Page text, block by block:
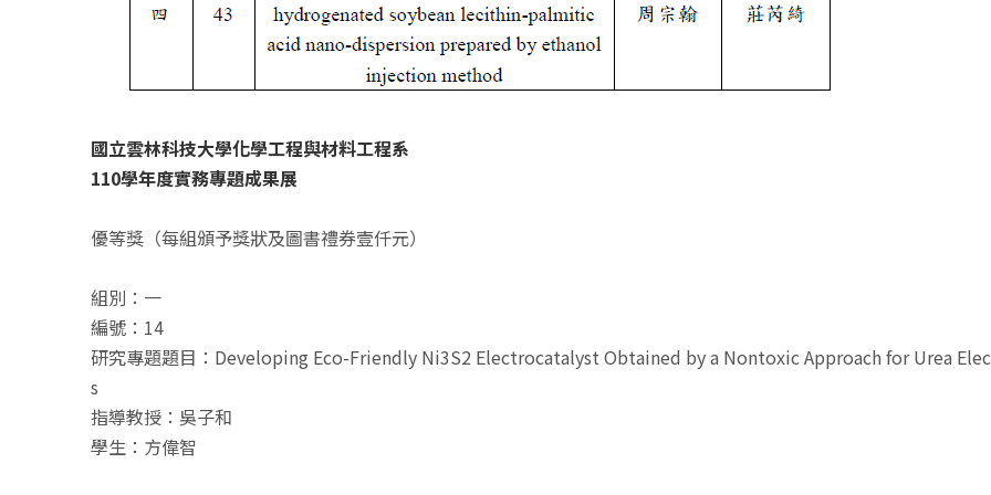
國立雲林科技大學化學工程與材料工程系
110學年度實務專題成果展
優等獎（每組頒予獎狀及圖書禮券壹仟元）
組別：一
編號：14
研究專題題目：Developing Eco-Friendly Ni3S2 Electrocatalyst Obtained by a Nontoxic Approach for Urea
s
指導教授：吳子和
學生：方偉智